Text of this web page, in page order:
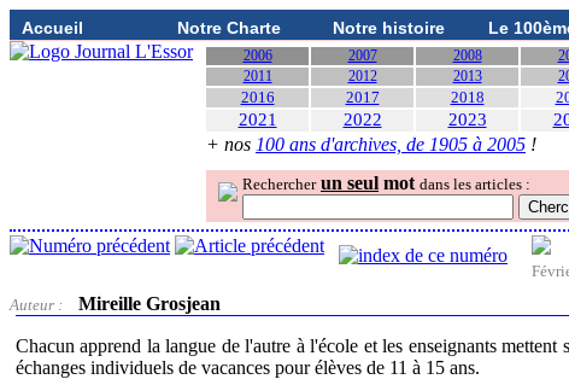
Accueil Notre Charte Notre histoire Le
2006 2007 2008
2011
2012 2013
2016 2017 2018
2021 2022 2023
+ nos 100 ans d'archives, de 1905 à 2005 !
Rechercher un seul mot dans les articles :
Auteur : Mireille Grosjean
Chacun apprend la langue de l'autre à l'école et les enseignants
échanges individuels de vacances pour élèves de 11 à 15 ans.